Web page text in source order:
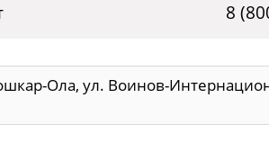
8
Ола, ул. Воинов-